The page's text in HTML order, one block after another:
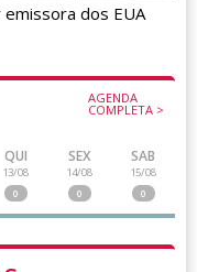
AGENDA
COMPLETA >
QUI
13/08
0
SEX
14/08
0
SAB
15/08
0
dos EUA